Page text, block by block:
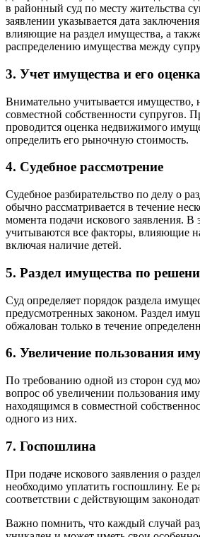
в районный суд по месту жительства
заявлении указывается дата
влияющие на раздел имущества, а
распределению имущества между
3. Учет имущества и его оценка
Внимательно учитывается имущество,
совместной собственности супругов.
проводится оценка недвижимого
определить его рыночную стоимость.
4. Судебное рассмотрение
Судебное разбирательство по делу о
обычно рассматривается в течение
момента подачи искового заявления. В
учитываются все факторы, влияющие
включая наличие детей.
5. Раздел имущества по
Суд определяет порядок раздела
предусмотренных законом. Раздел
обжалован только в течение
6. Увеличение пользования
По требованию одной из сторон суд
вопрос об увеличении пользования
находящимся в совместной
одного из них.
7. Госпошлина
При подаче искового заявления о
необходимо уплатить госпошлину. Ее
соответствии с действующим
Важно помнить, что каждый случай